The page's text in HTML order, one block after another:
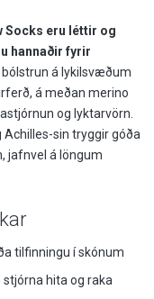
Socks eru léttir og
hannaðir fyrir
bólstrun á lykilsvæðum
á meðan merino
og lyktarvörn.
sin tryggir góða
jafnvel á löngum
tilfinningu í skónum
stjórna hita og raka